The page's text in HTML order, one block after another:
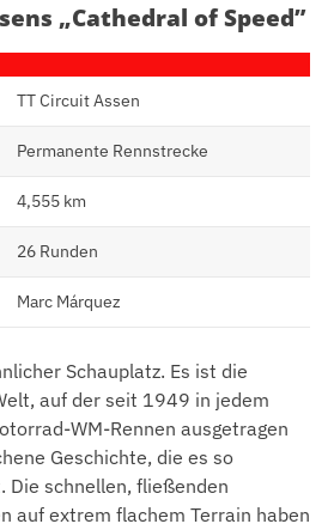
„Cathedral of Speed”
TT Circuit Assen
Permanente Rennstrecke
4,555 km
26 Runden
Marc Márquez
Schauplatz. Es ist die
auf der seit 1949 in jedem
WM-Rennen ausgetragen
Geschichte, die es so
Die schnellen, fließenden
auf extrem flachem Terrain haben